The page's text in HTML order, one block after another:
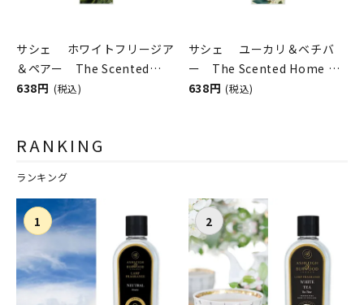
サシェ ホワイトフリージア
＆ペアー The Scented
Home by Ashleigh＆
638円 (税込)
サシェ ユーカリ＆ベチバ
ー The Scented Home by
Ashleigh＆Burwood
638円 (税込)
RANKING
ランキング